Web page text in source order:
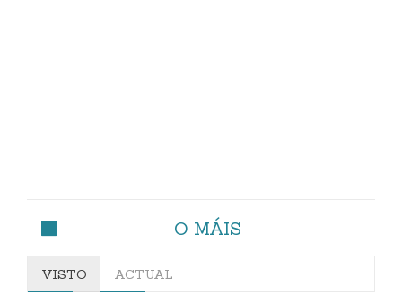
O MÁIS
VISTO ACTUAL